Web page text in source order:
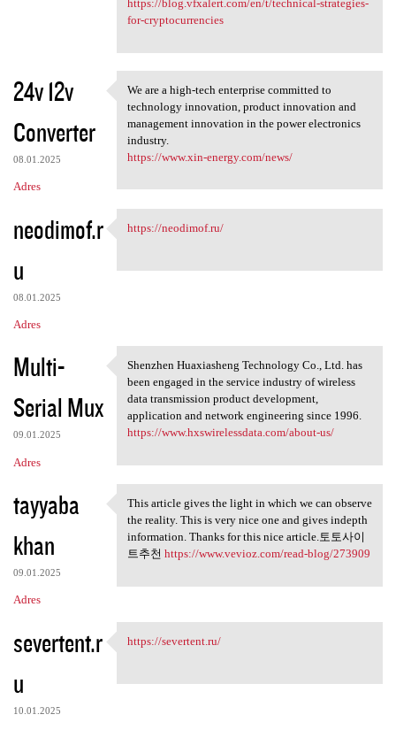
https://blog.vfxalert.com/en/t/technical-strategies-
for-cryptocurrencies
24v 12v
Converter
08.01.2025
Adres
We are a high-tech enterprise
We are a high-tech enterprise committed to
technology innovation, product innovation and
management innovation in the power electronics
industry.
https://www.xin-energy.com/news/
neodimof.r
u
08.01.2025
Adres
https://neodimof.ru/
https://neodimof.ru/
Multi-
Serial Mux
09.01.2025
Adres
Shenzhen Huaxiasheng
Shenzhen Huaxiasheng Technology Co., Ltd. has
been engaged in the service industry of wireless
data transmission product development,
application and network engineering since 1996.
https://www.hxswirelessdata.com/about-us/
tayyaba
khan
09.01.2025
Adres
This article gives the light
This article gives the light in which we can observe
the reality. This is very nice one and gives indepth
information. Thanks for this nice article.토토사이
트추천 https://www.vevioz.com/read-blog/273909
severtent.r
u
10.01.2025
https://severtent.ru/
https://severtent.ru/